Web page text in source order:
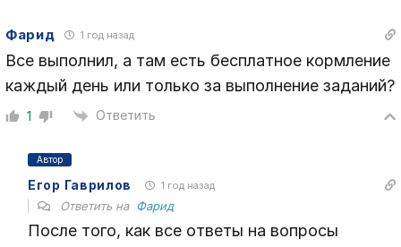
Фарид 1 год назад
Все выполнил, а там есть бесплатное кормление
каждый день или только за выполнение заданий?
1 Ответить
Автор
Егор Гаврилов 1 год назад
Ответить на Фарид
После того, как все ответы на вопросы